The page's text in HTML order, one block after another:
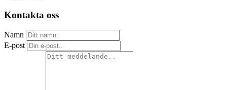
Kontakta oss
Namn
E-post